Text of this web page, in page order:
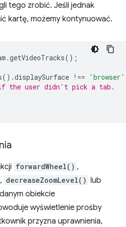
tego zrobić. Jeśli jednak
kartę, możemy kontynuować.
.getVideoTracks();
().displaySurface !== 'browser'
the user didn't pick a tab.
forwardWheel() ,
, decreaseZoomLevel() lub
obiekcie
wyświetlenie prośby
przyzna uprawnienia,